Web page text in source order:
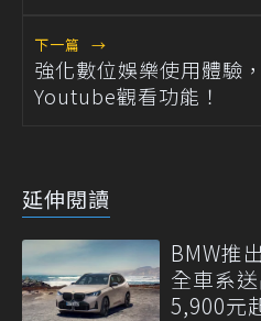
下一篇 →
強化數位娛樂使用體驗
Youtube觀看功能！
延伸閱讀
BMW推
全車系
5,900元